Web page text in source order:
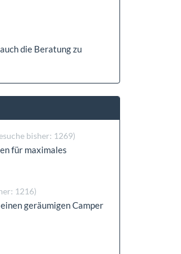
die Beratung zu
bisher: 1269)
für maximales
1216)
geräumigen Camper